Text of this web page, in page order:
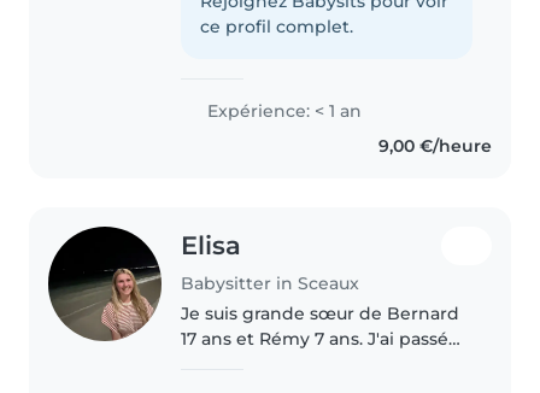
auprès d'enfants en bas âge. Je
ce profil complet.
Expérience: < 1 an
9,00 €/heure
Elisa
Babysitter in Sceaux
Je suis grande sœur de Bernard
17 ans et Rémy 7 ans. J'ai passé